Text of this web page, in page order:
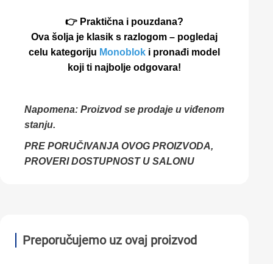
👉 Praktična i pouzdana?
Ova šolja je klasik s razlogom – pogledaj
celu kategoriju Monoblok i pronađi model
koji ti najbolje odgovara!
Napomena: Proizvod se prodaje u viđenom
stanju.
PRE PORUČIVANJA OVOG PROIZVODA,
PROVERI DOSTUPNOST U SALONU
Preporučujemo uz ovaj proizvod